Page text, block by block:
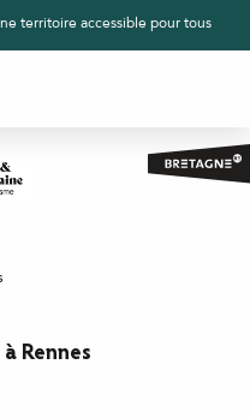
territoire accessible pour tous
Rennes